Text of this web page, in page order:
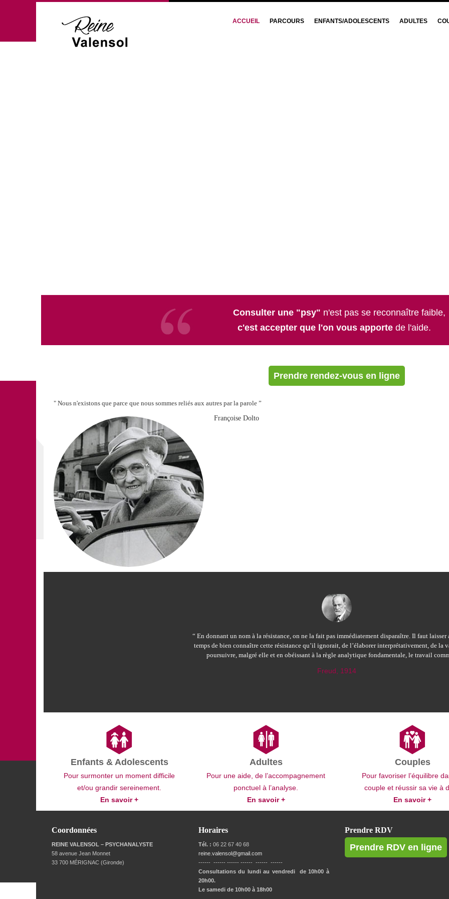
ACCUEIL PARCOURS ENFANTS/ADOLESCENTS ADULTES
Consulter une "psy" n'est pas se reconnaître faible,
c'est accepter que l'on vous apporte de l'aide.
Prendre rendez-vous en ligne
" Nous n'existons que parce que nous sommes reliés aux autres par la parole ”
Françoise Dolto
“ En donnant un nom à la résistance, on ne la fait pas immédiatement disparaître. Il faut laisser
temps de bien connaître cette résistance qu’il ignorait, de l’élaborer interprétativement, de la
poursuivre, malgré elle et en obéissant à la règle analytique fondamentale, le travail
Freud, 1914
Enfants & Adolescents
Pour surmonter un moment difficile
et/ou grandir sereinement.
En savoir +
Adultes
Pour une aide, de l’accompagnement
ponctuel à l’analyse.
En savoir +
Couples
Pour favoriser l’équilibre
couple et réussir sa vie à
En savoir +
Coordonnées
REINE VALENSOL – PSYCHANALYSTE
58 avenue Jean Monnet
33 700 MÉRIGNAC (Gironde)
Horaires
Tél. : 06 22 67 40 68
reine.valensol@gmail.com
------ ------ ------ ------ ------ ------
Consultations du lundi au vendredi de 10h00 à
20h00.
Le samedi de 10h00 à 18h00
Prendre RDV
Prendre RDV en ligne